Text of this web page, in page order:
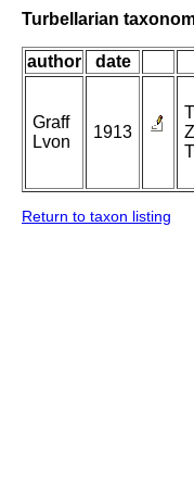
Turbellarian
author date
Graff
Lvon
1913
Return to taxon listing